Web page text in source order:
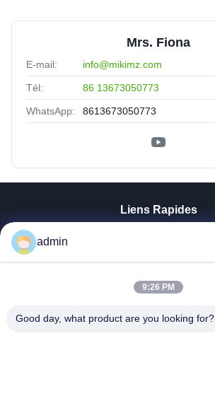
Mrs. Fiona
E-mail: info@mikimz.com
Tél: 86 13673050773
WhatsApp: 8613673050773
Liens Rapides
A Propos De Nous
Contrôle De La Qualité
admin
9:26 PM
Good day, what product are you looking for?